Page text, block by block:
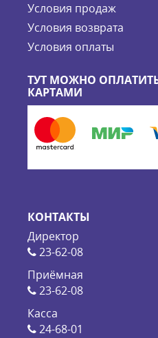
Условия продаж
Условия возврата
Условия оплаты
ТУТ МОЖНО
КАРТАМИ
КОНТАКТЫ
Директор
23-62-08
Приёмная
23-62-08
Касса
24-68-01